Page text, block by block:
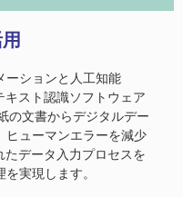
ーションと人工知能
キスト認識ソフトウェア
の文書からデジタルデー
ヒューマンエラーを減少
データ入力プロセスを
実現します。